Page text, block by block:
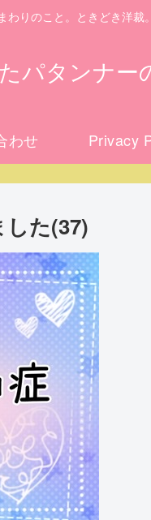
わりのこと。ときどき洋裁。
パタンナー
わせ Privacy
した(37)